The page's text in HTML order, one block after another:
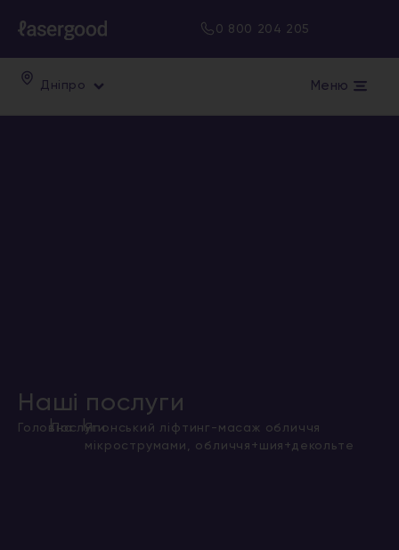
0 800 204 205
Дніпро Меню
Наші послуги
Головна
|Послуги
|Японський ліфтинг-масаж обличчя
мікрострумами, обличчя+шия+декольте